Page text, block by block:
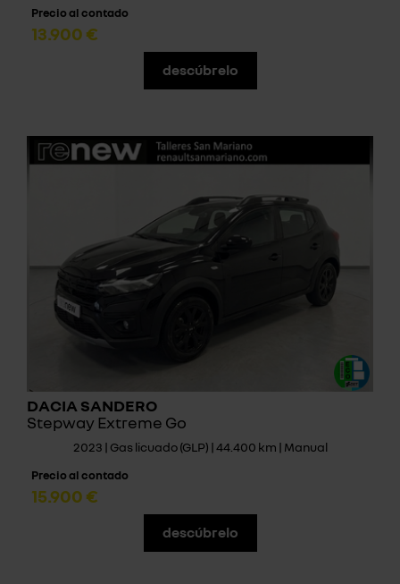
Precio al contado
13.900 €
descúbrelo
DACIA SANDERO
Stepway Extreme Go
2023 | Gas licuado (GLP) | 44.400 km | Manual
Precio al contado
15.900 €
descúbrelo